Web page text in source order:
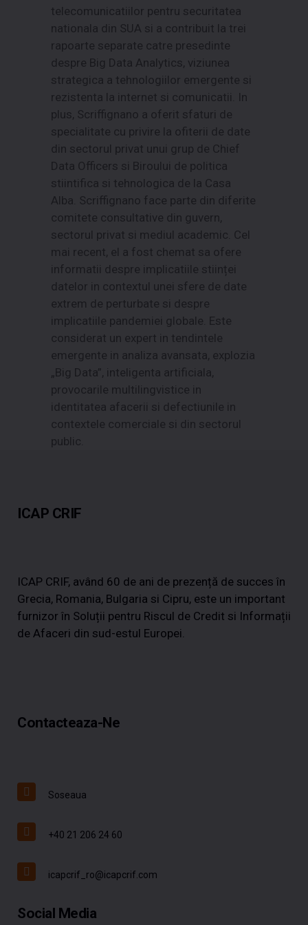
telecomunicatiilor pentru securitatea
nationala din SUA si a contribuit la trei
rapoarte separate catre presedinte
despre Big Data Analytics, viziunea
strategica a tehnologiilor emergente si
rezistenta la internet si comunicatii. In
plus, Scriffignano a oferit sfaturi de
specialitate cu privire la ofiterii de date
din sectorul privat unui grup de Chief
Data Officers si Biroului de politica
stiintifica si tehnologica de la Casa
Alba. Scriffignano face parte din diferite
comitete consultative din guvern,
sectorul privat si mediul academic. Cel
mai recent, el a fost chemat sa ofere
informatii despre implicatiile stiinței
datelor in contextul unei sfere de date
extrem de perturbate si despre
implicatiile pandemiei globale. Este
considerat un expert in tendintele
emergente in analiza avansata, explozia
„Big Data”, inteligenta artificiala,
provocarile multilingvistice in
identitatea afacerii si defectiunile in
contextele comerciale si din sectorul
public.
ICAP CRIF
ICAP CRIF, având 60 de ani de prezență de succes în
Grecia, Romania, Bulgaria si Cipru, este un important
furnizor în Soluții pentru Riscul de Credit si Informații
de Afaceri din sud-estul Europei.
Contacteaza-Ne
Soseaua
+40 21 206 24 60
icapcrif_ro@icapcrif.com
Social Media